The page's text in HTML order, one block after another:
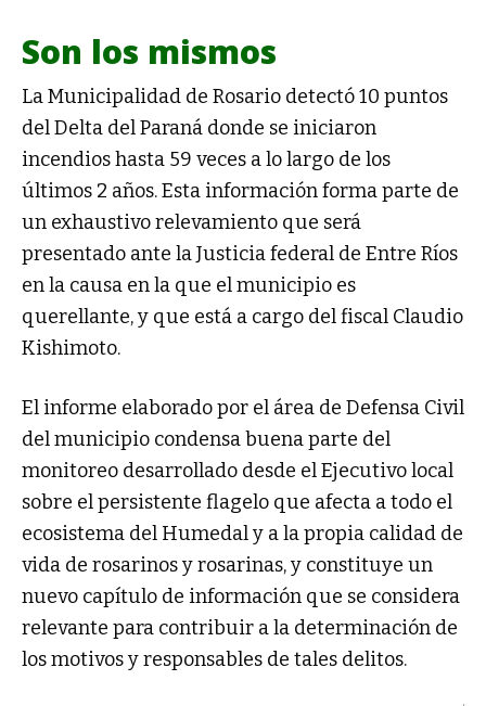
Son los mismos
La Municipalidad de Rosario detectó 10 puntos
del Delta del Paraná donde se iniciaron
incendios hasta 59 veces a lo largo de los
últimos 2 años. Esta información forma parte de
un exhaustivo relevamiento que será
presentado ante la Justicia federal de Entre Ríos
en la causa en la que el municipio es
querellante, y que está a cargo del fiscal Claudio
Kishimoto.
El informe elaborado por el área de Defensa Civil
del municipio condensa buena parte del
monitoreo desarrollado desde el Ejecutivo local
sobre el persistente flagelo que afecta a todo el
ecosistema del Humedal y a la propia calidad de
vida de rosarinos y rosarinas, y constituye un
nuevo capítulo de información que se considera
relevante para contribuir a la determinación de
los motivos y responsables de tales delitos.